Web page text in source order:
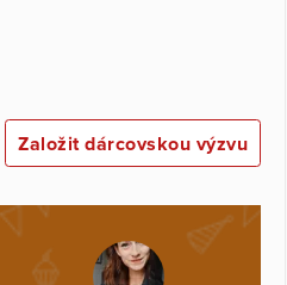
Založit dárcovskou výzvu